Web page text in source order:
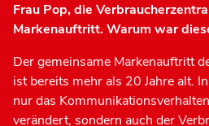
Frau Pop, die
Markenauftritt. Warum war
Der gemeinsame Markenauftritt
ist bereits mehr als 20 Jahre alt.
nur das
verändert, sondern auch der